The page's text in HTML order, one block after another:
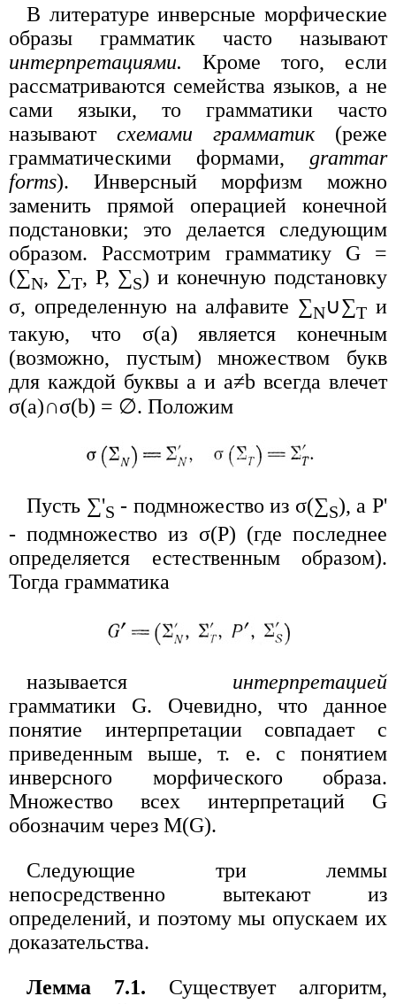
В литературе инверсные морфические
образы грамматик часто называют
интерпретациями. Кроме того, если
рассматриваются семейства языков, а не
сами языки, то грамматики часто
называют схемами грамматик(реже
грамматическими формами, grammar
forms). Инверсный морфизм можно
заменить прямой операцией конечной
подстановки; это делается следующим
образом. Рассмотрим грамматику G =
(∑N, ∑T, P, ∑S) и конечную подстановку
σ, определенную на алфавите ∑N∪∑T и
такую, что σ(a) является конечным
(возможно, пустым) множеством букв
для каждой буквы a и a≠b всегда влечет
σ(a)∩σ(b) = ∅. Положим
Пусть ∑'S - подмножество из σ(∑S), a P'
- подмножество из σ(P) (где последнее
определяется естественным образом).
Тогда грамматика
называется интерпретацией
грамматики G. Очевидно, что данное
понятие интерпретации совпадает с
приведенным выше, т. е. с понятием
инверсного морфического образа.
Множество всех интерпретаций G
обозначим через M(G).
Следующие три леммы
непосредственно вытекают из
определений, и поэтому мы опускаем их
доказательства.
Лемма 7.1. Существует алгоритм,